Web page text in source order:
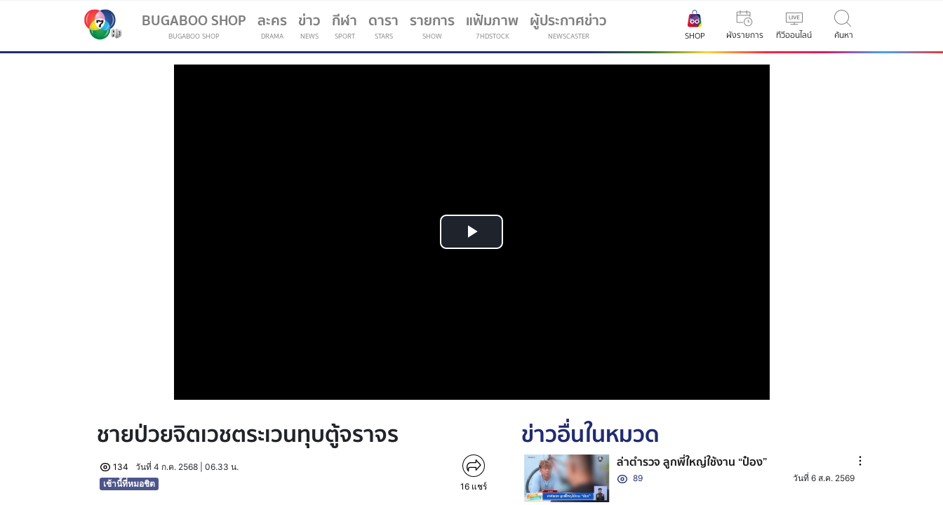
BUGABOO SHOP
BUGABOO SHOP
ละคร
DRAMA
ข่าว
NEWS
กีฬา
SPORT
(current)
ดารา
STARS
รายการ
SHOW
แฟ้มภาพ
7HDSTOCK
ผู้ประกาศข่าว
NEWSCASTER SHOP ผังรายการ ทีวีออนไลน์ ค้นหา
Play
ชายป่วยจิตเวชตระเวนทุบตู้จราจร
134
วันที่ 4 ก.ค. 2568 | 06.33 น.
เช้านี้ที่หมอชิต
16 แชร์
ข่าวอื่นในหมวด
ล่าตำรวจ ลูกพี่ใหญ่ใช้งาน “ป๋อง”
89 วันที่ 6 ส.ค. 2569